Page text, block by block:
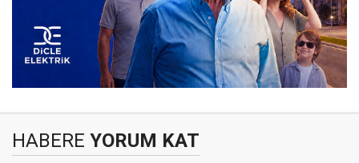
HABERE YORUM KAT